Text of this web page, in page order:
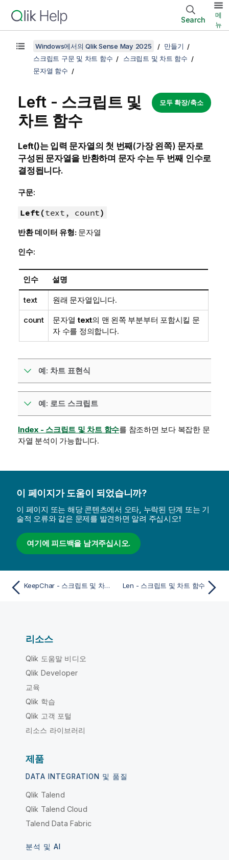
Search
메
뉴
Windows에서의 Qlik Sense May 2025
만들기
스크립트 구문 및 차트 함수
스크립트 및 차트 함수
문자열 함수
모두 확장/축소
Left - 스크립트 및
차트 함수
Left()는 입력 문자열의 첫 번째(가장 왼쪽) 문자로
구성된 문자열을 반환하며 문자 수는 두 번째 인수로
결정됩니다.
구문:
Left(text, count)
반환 데이터 유형: 문자열
인수:
인수 설명
text 원래 문자열입니다.
count 문자열 text의 맨 왼쪽 부분부터 포함시킬 문
자 수를 정의합니다.
예: 차트 표현식
예: 로드 스크립트
Index - 스크립트 및 차트 함수를 참조하면 보다 복잡한 문
자열 분석이 가능합니다.
이 페이지가 도움이 되었습니까?
이 페이지 또는 해당 콘텐츠에서 오타, 누락된 단계 또는 기
술적 오류와 같은 문제를 발견하면 알려 주십시오!
여기에 피드백을 남겨주십시오.
KeepChar - 스크립트 및 차트 함수 Len - 스크립트 및 차트 함수
리소스
Qlik 도움말 비디오
Qlik Developer
교육
Qlik 학습
Qlik 고객 포털
리소스 라이브러리
제품
DATA INTEGRATION 및 품질
Qlik Talend
Qlik Talend Cloud
Talend Data Fabric
분석 및 AI